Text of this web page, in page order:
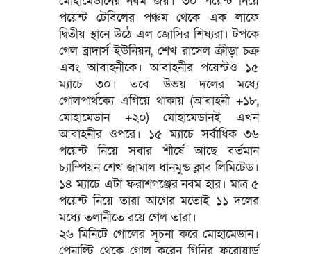
পয়েন্ট টেবিলের পঞ্চম থেকে এক লাফে
দ্বিতীয় স্থানে উঠে এল জোসির শিষ্যরা। টপকে
গেল ব্রাদার্স ইউনিয়ন, শেখ রাসেল ক্রীড়া চক্র
এবং আবাহনীকে। আবাহনীর পয়েন্টও ১৫
ম্যাচে ৩০। তবে উভয় দলের মধ্যে
গোলপার্থক্যে এগিয়ে থাকায় (আবাহনী +১৮,
মোহামেডান +২০) মোহামেডানই এখন
আবাহনীর ওপরে। ১৫ ম্যাচে সর্বাধিক ৩৬
পয়েন্ট নিয়ে সবার শীর্ষে আছে বর্তমান
চ্যাম্পিয়ন শেখ জামাল ধানমুন্ড ক্লাব লিমিটেড।
১৪ ম্যাচে এটা ফরাশগঞ্জের নবম হার। মাত্র ৫
পয়েন্ট নিয়ে তারা আগের মতোই ১১ দলের
মধ্যে তলানীতে রয়ে গেল তারা।
২৬ মিনিটে গোলের সূচনা করে মোহামেডান।
পেনাল্টি থেকে গোল করেন গিনির ফরোয়ার্ড